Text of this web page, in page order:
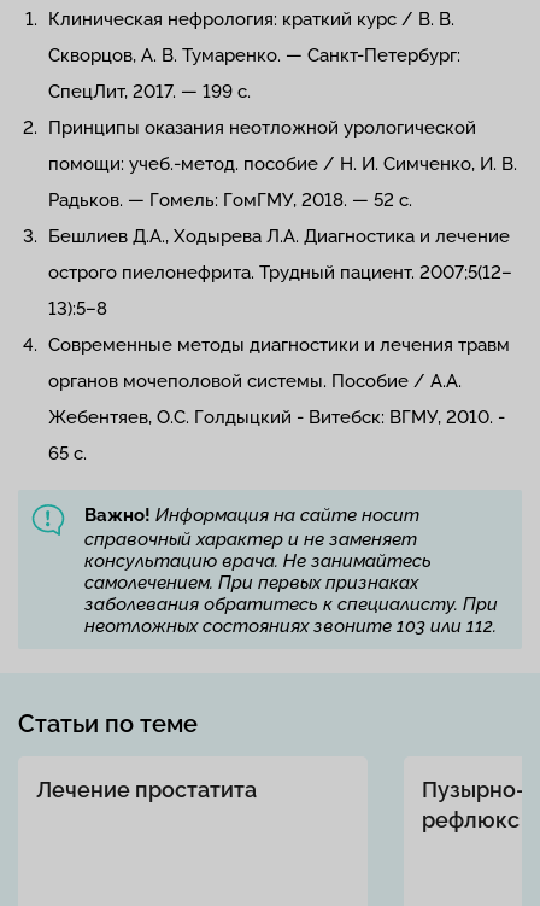
Клиническая нефрология: краткий курс / В. В.
Скворцов, А. В. Тумаренко. — Санкт-Петербург:
СпецЛит, 2017. — 199 с.
Принципы оказания неотложной урологической
помощи: учеб.-метод. пособие / Н. И. Симченко, И. В.
Радьков. — Гомель: ГомГМУ, 2018. — 52 с.
Бешлиев Д.А., Ходырева Л.А. Диагностика и лечение
острого пиелонефрита. Трудный пациент. 2007;5(12–
13):5–8
Современные методы диагностики и лечения травм
органов мочеполовой системы. Пособие / А.А.
Жебентяев, О.С. Голдыцкий - Витебск: ВГМУ, 2010. -
65 с.
Важно! Информация на сайте носит
справочный характер и не заменяет
консультацию врача. Не занимайтесь
самолечением. При первых признаках
заболевания обратитесь к специалисту. При
неотложных состояниях звоните 103 или 112.
Статьи по теме
Лечение простатита
Пузырно-
рефлюкс